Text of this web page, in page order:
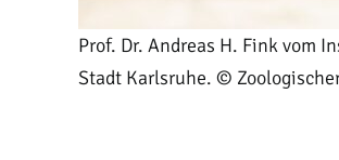
Prof. Dr. Andreas H. Fink vom
Stadt Karlsruhe. ©